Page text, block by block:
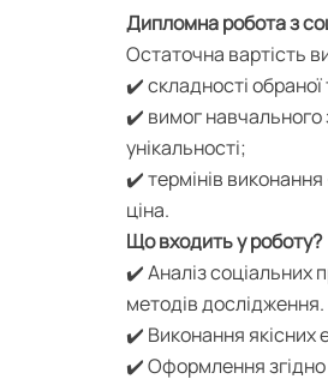
Дипломна робота з
Остаточна вартість
✔️ складності
✔️ вимог навчального
унікальності;
✔️ термінів
ціна.
Що входить у роботу?
✔️ Аналіз соціальних
методів дослідження.
✔️ Виконання якісних
✔️ Оформлення